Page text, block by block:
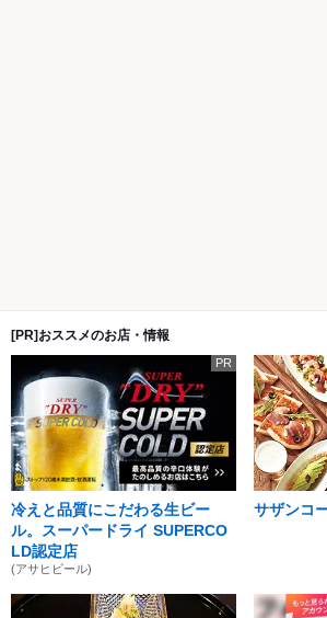
[PR]おススメのお店・情報
PR
冷えと品質にこだわる生ビー
ル。スーパードライ SUPERCO
LD認定店
(アサヒビール)
サザンコ